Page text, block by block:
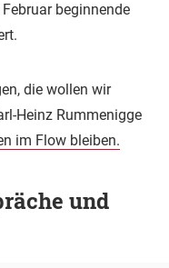
beginnende
die wollen wir
Heinz Rummenigge
im Flow bleiben.
und